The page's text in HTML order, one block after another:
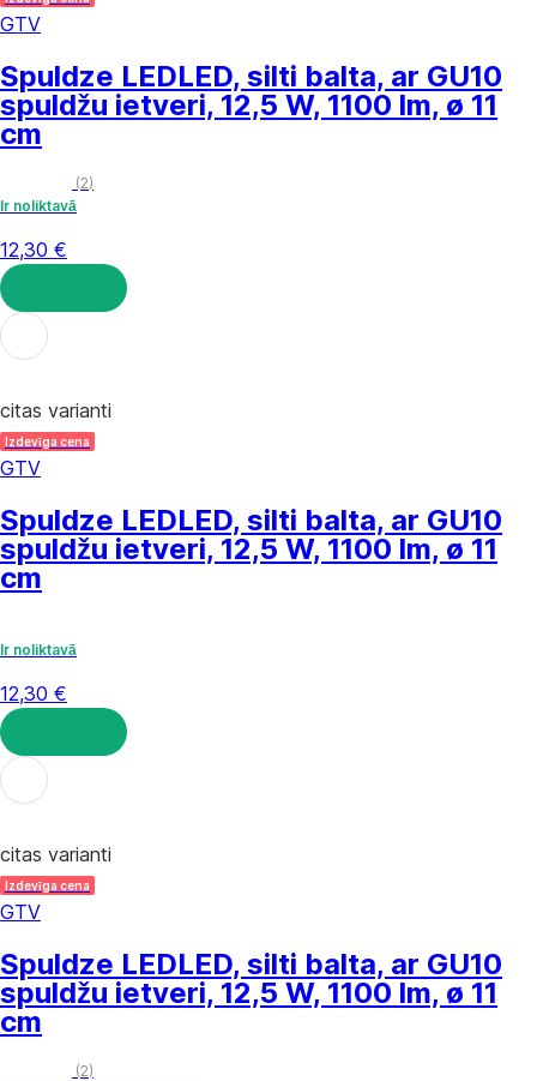
GTV
Spuldze LEDLED, silti balta, ar GU10
spuldžu ietveri, 12,5 W, 1100 lm, ø 11
cm
(2)
Ir noliktavā
12,30 €
LIKT GROZĀ
citas varianti
Izdevīga cena
GTV
Spuldze LEDLED, silti balta, ar GU10
spuldžu ietveri, 12,5 W, 1100 lm, ø 11
cm
Ir noliktavā
12,30 €
LIKT GROZĀ
citas varianti
Izdevīga cena
GTV
Spuldze LEDLED, silti balta, ar GU10
spuldžu ietveri, 12,5 W, 1100 lm, ø 11
cm
(2)